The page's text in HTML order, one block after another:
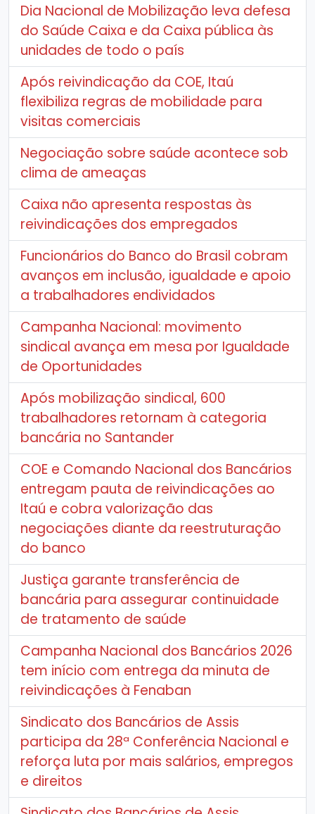
Dia Nacional de Mobilização leva defesa
do Saúde Caixa e da Caixa pública às
unidades de todo o país
Após reivindicação da COE, Itaú
flexibiliza regras de mobilidade para
visitas comerciais
Negociação sobre saúde acontece sob
clima de ameaças
Caixa não apresenta respostas às
reivindicações dos empregados
Funcionários do Banco do Brasil cobram
avanços em inclusão, igualdade e apoio
a trabalhadores endividados
Campanha Nacional: movimento
sindical avança em mesa por Igualdade
de Oportunidades
Após mobilização sindical, 600
trabalhadores retornam à categoria
bancária no Santander
COE e Comando Nacional dos Bancários
entregam pauta de reivindicações ao
Itaú e cobra valorização das
negociações diante da reestruturação
do banco
Justiça garante transferência de
bancária para assegurar continuidade
de tratamento de saúde
Campanha Nacional dos Bancários 2026
tem início com entrega da minuta de
reivindicações à Fenaban
Sindicato dos Bancários de Assis
participa da 28ª Conferência Nacional e
reforça luta por mais salários, empregos
e direitos